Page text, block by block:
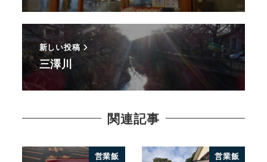
新しい投稿
三澤川
関連記事
営業飯 営業飯